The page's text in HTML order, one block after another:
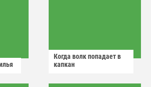
Когда волк попадает в
капкан